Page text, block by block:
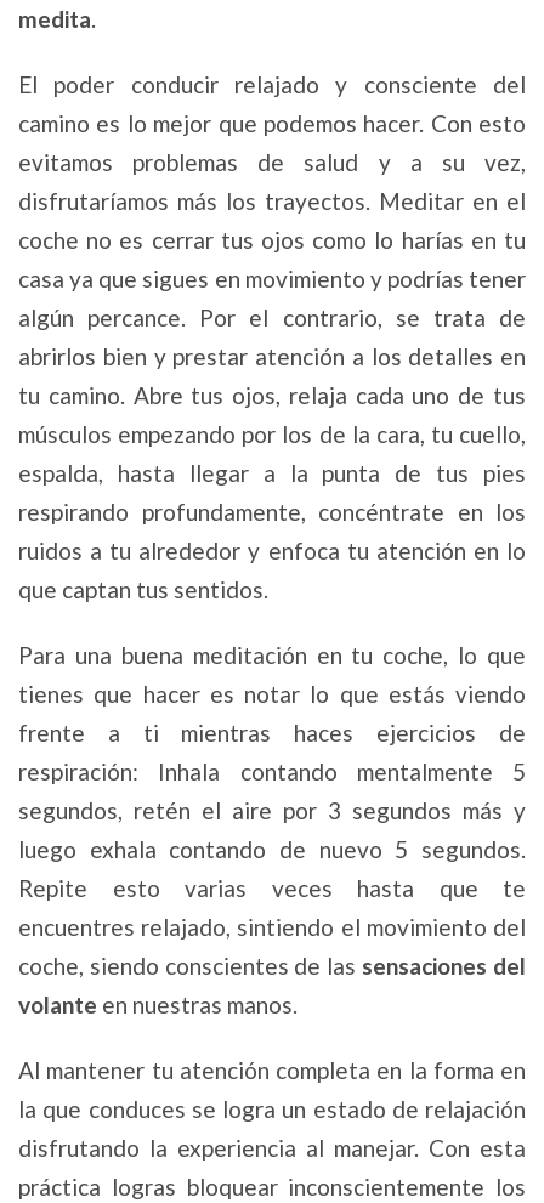
medita.
El poder conducir relajado y consciente del
camino es lo mejor que podemos hacer. Con esto
evitamos problemas de salud y a su vez,
disfrutaríamos más los trayectos. Meditar en el
coche no es cerrar tus ojos como lo harías en tu
casa ya que sigues en movimiento y podrías tener
algún percance. Por el contrario, se trata de
abrirlos bien y prestar atención a los detalles en
tu camino. Abre tus ojos, relaja cada uno de tus
músculos empezando por los de la cara, tu cuello,
espalda, hasta llegar a la punta de tus pies
respirando profundamente, concéntrate en los
ruidos a tu alrededor y enfoca tu atención en lo
que captan tus sentidos.
Para una buena meditación en tu coche, lo que
tienes que hacer es notar lo que estás viendo
frente a ti mientras haces ejercicios de
respiración: Inhala contando mentalmente 5
segundos, retén el aire por 3 segundos más y
luego exhala contando de nuevo 5 segundos.
Repite esto varias veces hasta que te
encuentres relajado, sintiendo el movimiento del
coche, siendo conscientes de las sensaciones del
volante en nuestras manos.
Al mantener tu atención completa en la forma en
la que conduces se logra un estado de relajación
disfrutando la experiencia al manejar. Con esta
práctica logras bloquear inconscientemente los